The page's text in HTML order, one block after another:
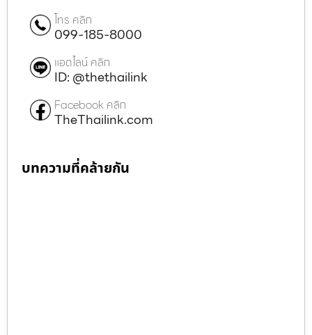
โทร คลิก
099-185-8000
แอดไลน์ คลิก
ID: @thethailink
Facebook คลิก
TheThailink.com
บทความที่คล้ายกัน